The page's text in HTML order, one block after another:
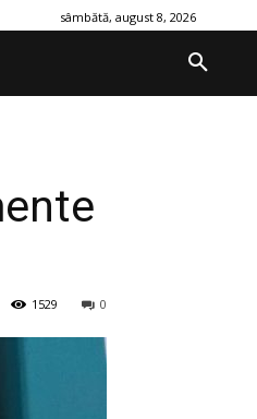
sâmbătă, august 8, 2026
0
1529